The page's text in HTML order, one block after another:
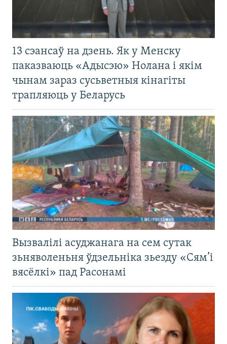
13 сэансаў на дзень. Як у Менску
паказваюць «Адысэю» Нолана і якім
чынам зараз сусьветныя кінагіты
трапляюць у Беларусь
Вызвалілі асуджанага на сем сутак
зьняволеньня ўдзельніка зьезду «Сям’і
вясёлкі» пад Расонамі